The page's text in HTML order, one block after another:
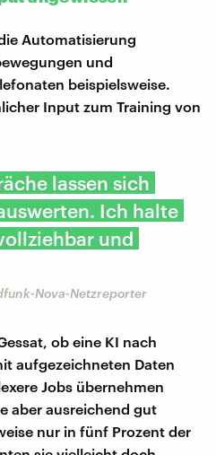
Automatisierung
und
beispielsweise.
Input zum Training von
lassen sich
Ich halte
und
Nova-Netzreporter
ob eine KI nach
aufgezeichneten Daten
Jobs übernehmen
aber ausreichend gut
nur in fünf Prozent der